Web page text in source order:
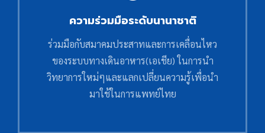
ความร่วมมือระดับนานาชาติ
ร่วมมือกับสมาคมประสาทและการเคลื่อนไหว
ของระบบทางเดินอาหาร(เอเชีย) ในการนำ
วิทยาการใหม่ๆและแลกเปลี่ยนความรู้เพื่อนำ
มาใช้ในการแพทย์ไทย